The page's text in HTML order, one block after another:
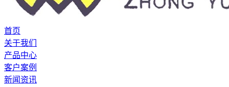
首页
关于我们
产品中心
客户案例
新闻资讯